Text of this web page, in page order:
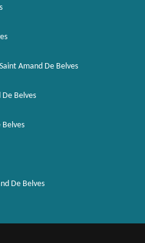
Amand De Belves
Belves
De Belves